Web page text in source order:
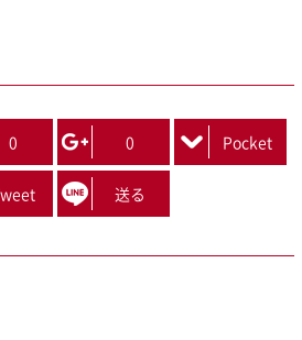
0 0 Pocket
送る